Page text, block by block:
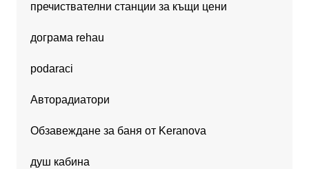
пречиствателни станции за къщи цени
дограма rehau
podaraci
Авторадиатори
Обзавеждане за баня от Keranova
душ кабина